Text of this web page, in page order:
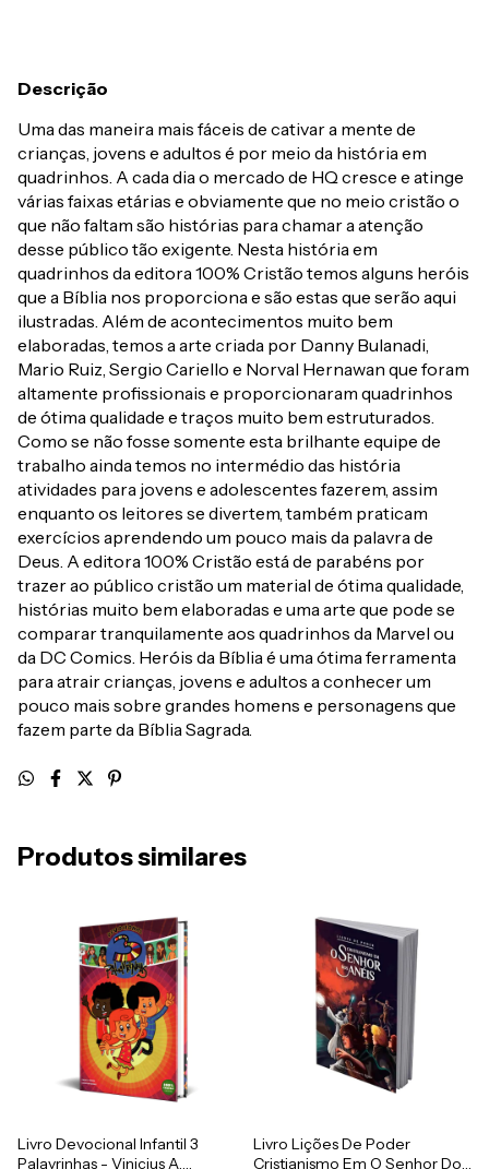
Descrição
Uma das maneira mais fáceis de cativar a mente de
crianças, jovens e adultos é por meio da história em
quadrinhos. A cada dia o mercado de HQ cresce e atinge
várias faixas etárias e obviamente que no meio cristão o
que não faltam são histórias para chamar a atenção
desse público tão exigente. Nesta história em
quadrinhos da editora 100% Cristão temos alguns heróis
que a Bíblia nos proporciona e são estas que serão aqui
ilustradas. Além de acontecimentos muito bem
elaboradas, temos a arte criada por Danny Bulanadi,
Mario Ruiz, Sergio Cariello e Norval Hernawan que foram
altamente profissionais e proporcionaram quadrinhos
de ótima qualidade e traços muito bem estruturados.
Como se não fosse somente esta brilhante equipe de
trabalho ainda temos no intermédio das história
atividades para jovens e adolescentes fazerem, assim
enquanto os leitores se divertem, também praticam
exercícios aprendendo um pouco mais da palavra de
Deus. A editora 100% Cristão está de parabéns por
trazer ao público cristão um material de ótima qualidade,
histórias muito bem elaboradas e uma arte que pode se
comparar tranquilamente aos quadrinhos da Marvel ou
da DC Comics. Heróis da Bíblia é uma ótima ferramenta
para atrair crianças, jovens e adultos a conhecer um
pouco mais sobre grandes homens e personagens que
fazem parte da Bíblia Sagrada.
Produtos similares
Livro Devocional Infantil 3
Palavrinhas - Vinicius A.
Livro Lições De Poder
Cristianismo Em O Senhor Dos